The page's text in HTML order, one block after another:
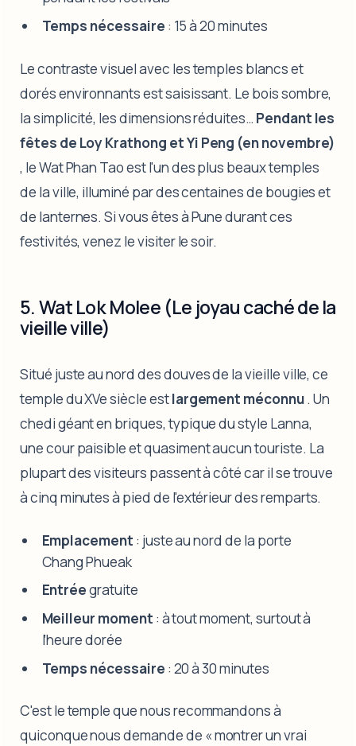
Temps nécessaire : 15 à 20 minutes
Le contraste visuel avec les temples blancs et
dorés environnants est saisissant. Le bois sombre,
la simplicité, les dimensions réduites… Pendant les
fêtes de Loy Krathong et Yi Peng (en novembre)
, le Wat Phan Tao est l'un des plus beaux temples
de la ville, illuminé par des centaines de bougies et
de lanternes. Si vous êtes à Pune durant ces
festivités, venez le visiter le soir.
5. Wat Lok Molee (Le joyau caché de la
vieille ville)
Situé juste au nord des douves de la vieille ville, ce
temple du XVe siècle estlargement méconnu. Un
chedi géant en briques, typique du style Lanna,
une cour paisible et quasiment aucun touriste. La
plupart des visiteurs passent à côté car il se trouve
à cinq minutes à pied de l'extérieur des remparts.
Emplacement : juste au nord de la porte
Chang Phueak
Entréegratuite
Meilleur moment : à tout moment, surtout à
l’heure dorée
Temps nécessaire : 20 à 30 minutes
C'est le temple que nous recommandons à
quiconque nous demande de « montrer un vrai